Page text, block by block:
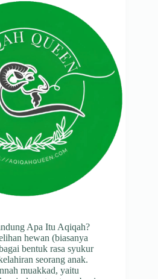
Apa Itu Aqiqah?
hewan (biasanya
bentuk rasa syukur
seorang anak.
muakkad, yaitu